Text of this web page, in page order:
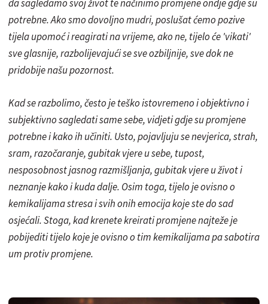
da sagledamo svoj život te načinimo promjene ondje gdje su
potrebne. Ako smo dovoljno mudri, poslušat ćemo pozive
tijela upomoć i reagirati na vrijeme, ako ne, tijelo će 'vikati'
sve glasnije, razbolijevajući se sve ozbiljnije, sve dok ne
pridobije našu pozornost.
Kad se razbolimo, često je teško istovremeno i objektivno i
subjektivno sagledati same sebe, vidjeti gdje su promjene
potrebne i kako ih učiniti. Usto, pojavljuju se nevjerica, strah,
sram, razočaranje, gubitak vjere u sebe, tupost,
nesposobnost jasnog razmišljanja, gubitak vjere u život i
neznanje kako i kuda dalje. Osim toga, tijelo je ovisno o
kemikalijama stresa i svih onih emocija koje ste do sad
osjećali. Stoga, kad krenete kreirati promjene najteže je
pobijediti tijelo koje je ovisno o tim kemikalijama pa sabotira
um protiv promjene.